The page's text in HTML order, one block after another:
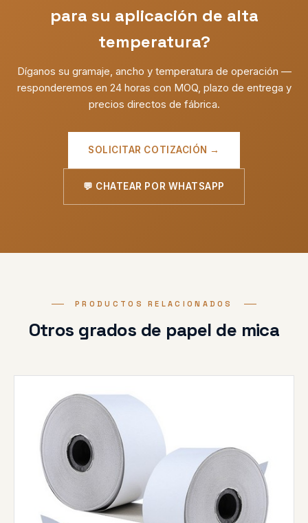
para su aplicación de alta
temperatura?
Díganos su gramaje, ancho y temperatura de operación —
responderemos en 24 horas con MOQ, plazo de entrega y
precios directos de fábrica.
SOLICITAR COTIZACIÓN →
💬 CHATEAR POR WHATSAPP
PRODUCTOS RELACIONADOS
Otros grados de papel de mica